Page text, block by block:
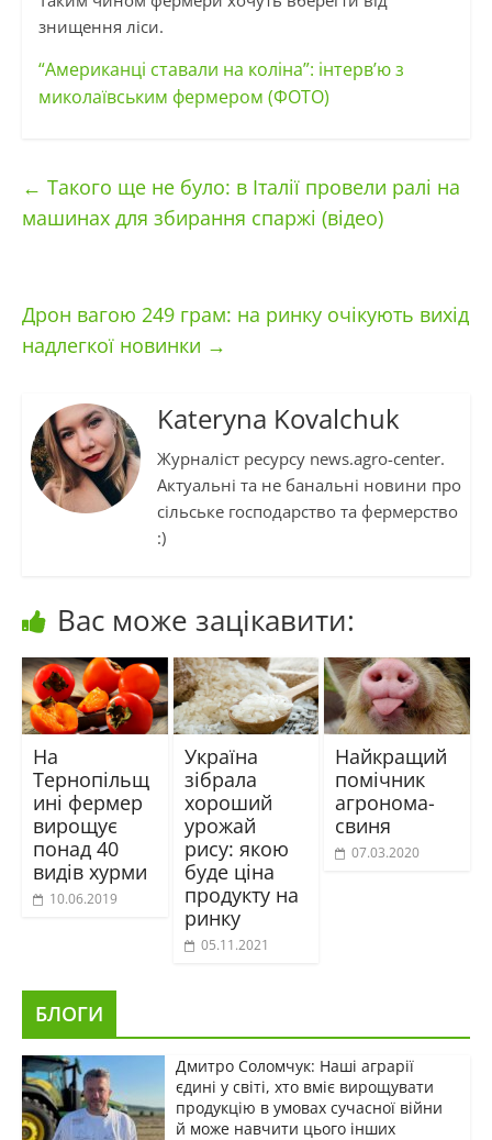
знищення ліси.
“Американці ставали на коліна”: інтерв’ю з
миколаївським фермером (ФОТО)
← Такого ще не було: в Італії провели ралі на
машинах для збирання спаржі (відео)
Дрон вагою 249 грам: на ринку очікують вихід
надлегкої новинки →
Kateryna Kovalchuk
Журналіст ресурсу news.agro-center.
Актуальні та не банальні новини про
сільське господарство та фермерство
:)
Вас може зацікавити:
На
Тернопільщ
ині фермер
вирощує
понад 40
видів хурми
10.06.2019
Україна
зібрала
хороший
урожай
рису: якою
буде ціна
продукту на
ринку
05.11.2021
Найкращий
помічник
агронома-
свиня
07.03.2020
БЛОГИ
Дмитро Соломчук: Наші аграрії
єдині у світі, хто вміє вирощувати
продукцію в умовах сучасної війни
й може навчити цього інших